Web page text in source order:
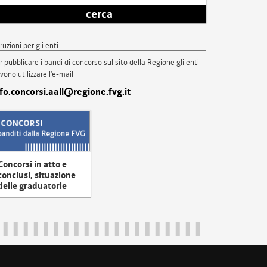
cerca
per gli enti
pubblicare i bandi di concorso sul sito della Regione gli enti
utilizzare l'e-mail
in atto e
situazione
graduatorie